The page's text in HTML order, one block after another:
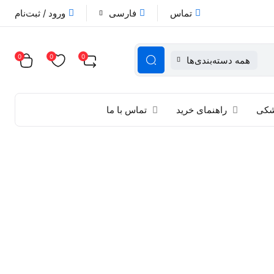
تماس فارسی ورود / ثبت‌نام
همه دسته‌بندی‌ها 0
0
0
راهنمای خرید تماس با ما